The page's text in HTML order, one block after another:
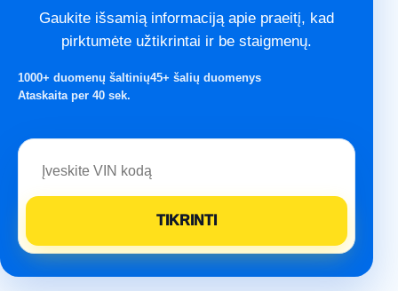
Gaukite išsamią informaciją apie praeitį, kad
pirktumėte užtikrintai ir be staigmenų.
1000+ duomenų šaltinių45+ šalių duomenys
Ataskaita per 40 sek.